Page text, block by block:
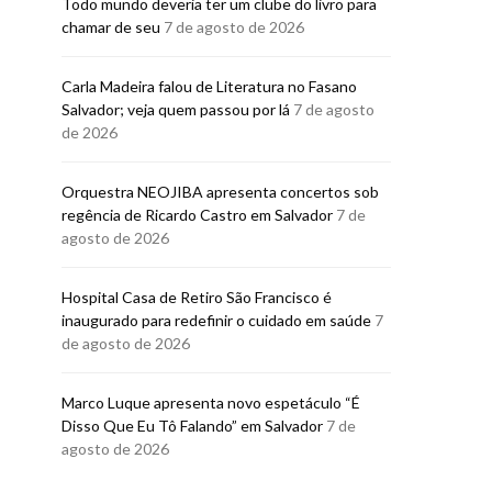
BRUNO PORCIUNCULA
29 DE JULHO DE 2026
Todo mundo deveria ter um clube do livro para
chamar de seu 7 de agosto de 2026
Carla Madeira falou de Literatura no Fasano
Salvador; veja quem passou por lá 7 de agosto
de 2026
Orquestra NEOJIBA apresenta concertos sob
regência de Ricardo Castro em Salvador 7 de
agosto de 2026
Hospital Casa de Retiro São Francisco é
inaugurado para redefinir o cuidado em saúde 7
de agosto de 2026
Marco Luque apresenta novo espetáculo “É
Disso Que Eu Tô Falando” em Salvador 7 de
agosto de 2026